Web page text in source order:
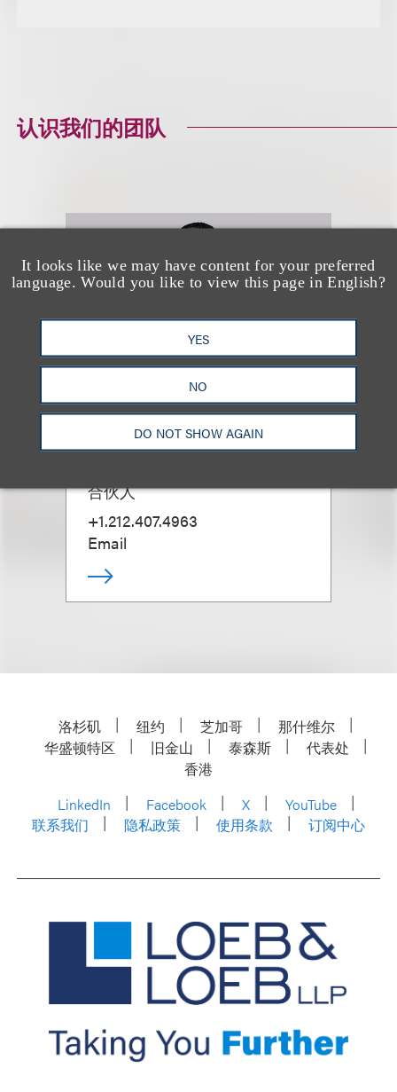
It looks like we may have content for your preferred
language. Would you like to view this page in English?
YES
NO
DO NOT SHOW AGAIN
认识我们的团队
Tal Dickstein
合伙人
+1.212.407.4963
Email
洛杉矶 纽约 芝加哥
那什维尔
华盛顿特区
旧金山 泰森斯
代表处
香港
LinkedIn
Facebook X
YouTube
联系我们
隐私政策 使用条款 订阅中心